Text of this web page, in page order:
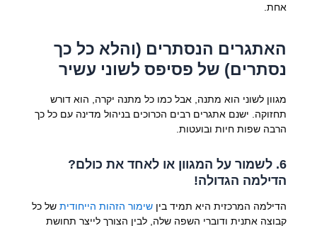
אחת.
האתגרים הנסתרים (והלא כל כך
נסתרים) של פסיפס לשוני עשיר
מגוון לשוני הוא מתנה, אבל כמו כל מתנה יקרה, הוא דורש
תחזוקה. ישנם אתגרים רבים הכרוכים בניהול מדינה עם כל כך
הרבה שפות חיות ובועטות.
6. לשמור על המגוון או לאחד את כולם?
הדילמה הגדולה!
הדילמה המרכזית היא תמיד בין שימור הזהות הייחודיתשל כל
קבוצה אתנית ודוברי השפה שלה, לבין הצורך לייצר תחושת